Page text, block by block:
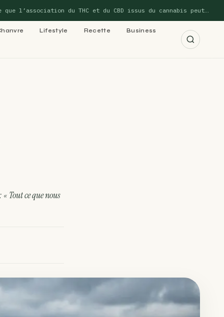
l’association du THC et du CBD issus du cannabis peut…
Lifestyle Recette Business
: le
Tout ce que nous